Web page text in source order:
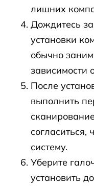
лишних
Дождитесь
установки
обычно
зависимости
После
выполнить
согласиться,
систему.
Уберите
установить